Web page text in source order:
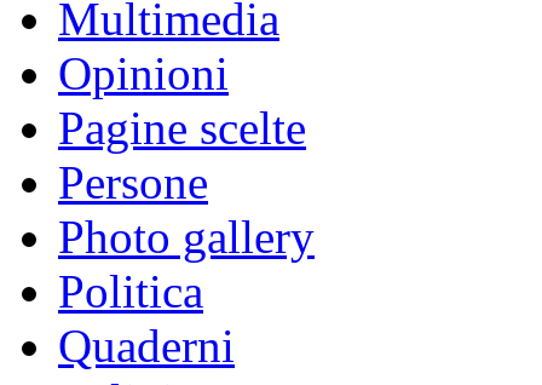
Multimedia
Opinioni
Pagine scelte
Persone
Photo gallery
Politica
Quaderni